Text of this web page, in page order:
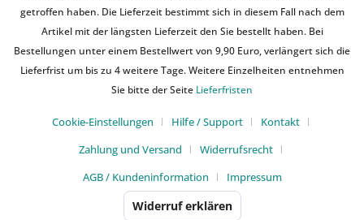
getroffen haben. Die Lieferzeit bestimmt sich in diesem Fall nach dem
Artikel mit der längsten Lieferzeit den Sie bestellt haben. Bei
Bestellungen unter einem Bestellwert von 9,90 Euro, verlängert sich die
Lieferfrist um bis zu 4 weitere Tage. Weitere Einzelheiten entnehmen
Sie bitte der Seite Lieferfristen
Cookie-Einstellungen Hilfe / Support
Kontakt
Zahlung und Versand
Widerrufsrecht
AGB / Kundeninformation
Impressum
Widerruf erklären